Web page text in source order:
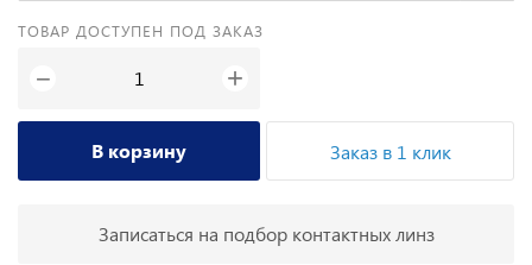
ТОВАР ДОСТУПЕН ПОД ЗАКАЗ
− +
В корзину Заказ в 1 клик
Записаться на подбор контактных линз